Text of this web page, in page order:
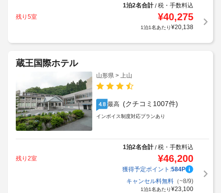
1泊2名合計/税・手数料込
残り5室
¥40,275
1泊1名あたり¥20,138
蔵王国際ホテル
山形県 > 上山
4.8 最高 (クチコミ1007件)
インボイス制度対応プランあり
1泊2名合計/税・手数料込
残り2室
¥46,200
獲得予定ポイント:584P
キャンセル料無料（~8/9)
1泊1名あたり¥23,100